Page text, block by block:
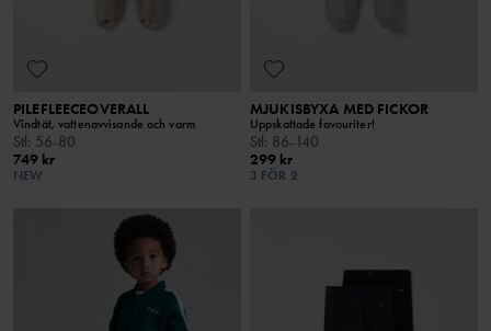
PILEFLEECEOVERALL
Vindtät, vattenavvisande och varm
Stl: 56-80
749 kr
NEW
MJUKISBYXA MED FICKOR
Uppskattade favouriter!
Stl: 86-140
299 kr
3 FÖR 2